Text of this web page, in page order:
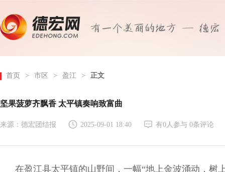
首页 > 市区 > 盈江 > 正文
坚果菠萝齐飘香 太平镇奏响致富曲
来源：德宏团结报 2025-09-01 18:40 有0人参与 0条评论
在盈江县太平镇的山野间，一幅“地上金波涌动，树